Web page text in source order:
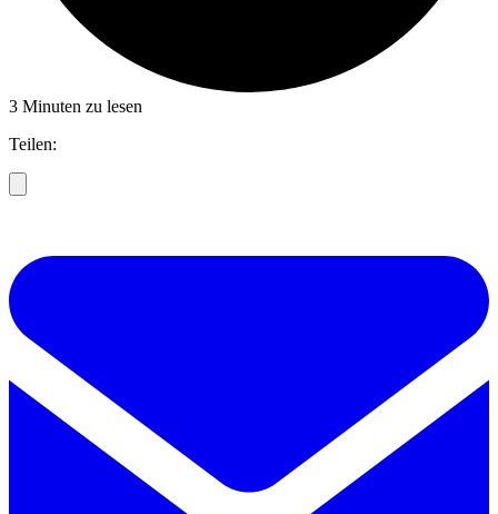
3 Minuten zu lesen
Teilen: